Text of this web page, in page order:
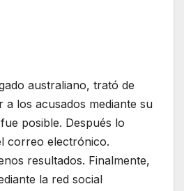
australiano, trató de
a los acusados mediante su
posible. Después lo
correo electrónico.
resultados. Finalmente,
la red social